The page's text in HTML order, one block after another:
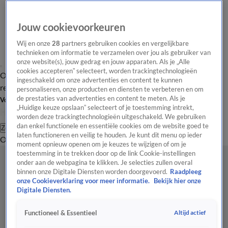
Overzicht Laatste nieuws Regionieuws Het beste van Hart
Tip de
redactie
Volg Hart van Nederland
Zoeken
OverzichtRegioUitzendingenWeerTip de redactiePanelVideo's
Jouw cookievoorkeuren
Wij en onze28 partners gebruiken cookies en vergelijkbare
technieken om informatie te verzamelen over jou als gebruiker van
onze website(s), jouw gedrag en jouw apparaten. Als je „Alle
cookies accepteren” selecteert, worden trackingtechnologieën
ingeschakeld om onze advertenties en content te kunnen
personaliseren, onze producten en diensten te verbeteren en om
de prestaties van advertenties en content te meten. Als je
„Huidige keuze opslaan” selecteert of je toestemming intrekt,
worden deze trackingtechnologieën uitgeschakeld. We gebruiken
dan enkel functionele en essentiële cookies om de website goed te
laten functioneren en veilig te houden. Je kunt dit menu op ieder
moment opnieuw openen om je keuzes te wijzigen of om je
toestemming in te trekken door op de link Cookie-instellingen
onder aan de webpagina te klikken. Je selecties zullen overal
binnen onze Digitale Diensten worden doorgevoerd. Raadpleeg
onze Cookieverklaring voor meer informatie.
Bekijk hier onze
Digitale Diensten.
Functioneel & Essentieel Altijd actief